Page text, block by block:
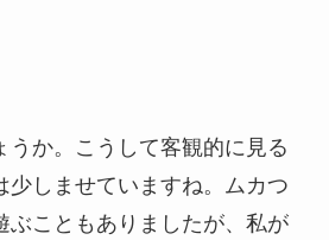
うか。こうして客観的に見る
少しませていますね。ムカつ
ぶこともありましたが、私が